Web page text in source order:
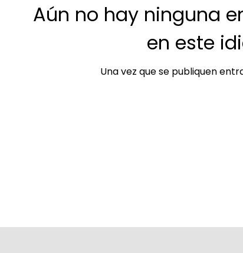
Aún no hay ninguna
en este
Una vez que se publiquen